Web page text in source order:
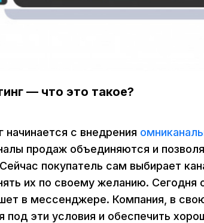
— что это такое?
начинается с внедрения
продаж объединяются и
покупатель сам выбирает
их по своему желанию. Сегодня
в мессенджере. Компания, в
под эти условия и обеспечить